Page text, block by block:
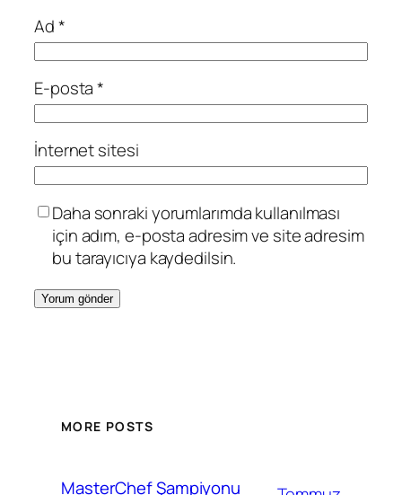
Ad*
E-posta*
İnternet sitesi
Daha sonraki yorumlarımda kullanılması
için adım, e-posta adresim ve site adresim
bu tarayıcıya kaydedilsin.
MORE POSTS
MasterChef Şampiyonu